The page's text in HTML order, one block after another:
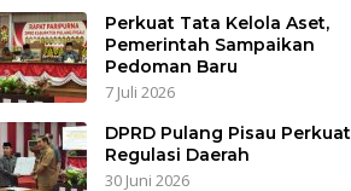
Perkuat Tata Kelola Aset,
Pemerintah Sampaikan
Pedoman Baru
7 Juli 2026
DPRD Pulang Pisau Perkuat
Regulasi Daerah
30 Juni 2026